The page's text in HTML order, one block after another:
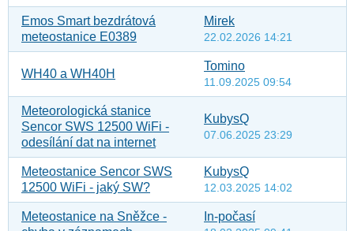
Emos Smart bezdrátová
meteostanice E0389
Mirek
22.02.2026 14:21
WH40 a WH40H
Tomino
11.09.2025 09:54
Meteorologická stanice
Sencor SWS 12500 WiFi -
odesílání dat na internet
KubysQ
07.06.2025 23:29
Meteostanice Sencor SWS
12500 WiFi - jaký SW?
KubysQ
12.03.2025 14:02
Meteostanice na Sněžce -
In-počasí